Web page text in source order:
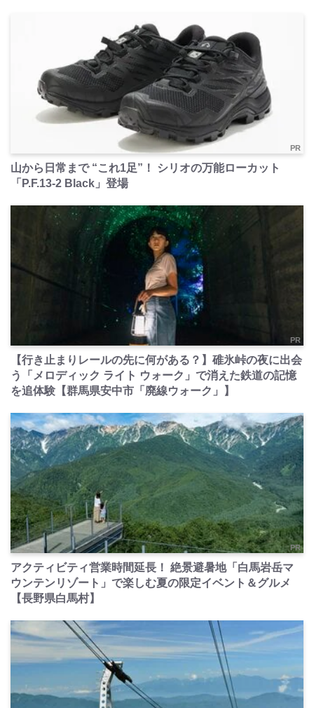
PR
山から日常まで “これ1足”！ シリオの万能ローカット
「P.F.13-2 Black」登場
PR
【行き止まりレールの先に何がある？】碓氷峠の夜に出会
う「メロディック ライト ウォーク」で消えた鉄道の記憶
を追体験【群馬県安中市「廃線ウォーク」】
PR
アクティビティ営業時間延長！ 絶景避暑地「白馬岩岳マ
ウンテンリゾート」で楽しむ夏の限定イベント＆グルメ
【長野県白馬村】